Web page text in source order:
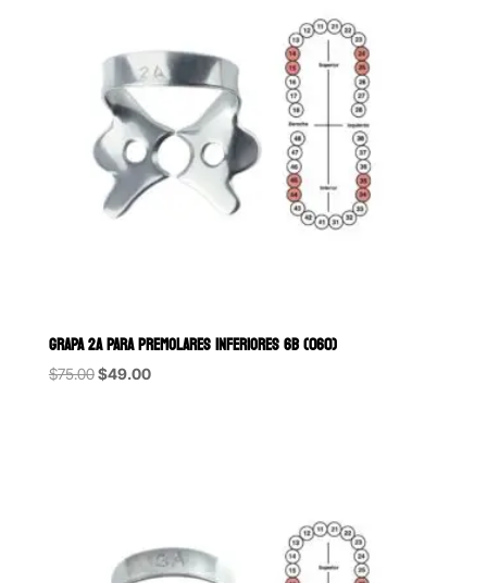
GRAPA 2A PARA PREMOLARES INFERIORES 6B (060)
$75.00Original
$49.00Current